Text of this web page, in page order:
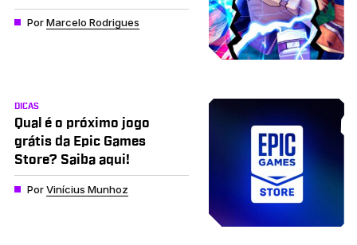
PorMarcelo Rodrigues
DICAS
Qual é o próximo jogo
grátis da Epic Games
Store? Saiba aqui!
PorVinícius Munhoz